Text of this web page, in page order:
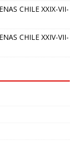
CHILE XXIX-VII-
CHILE XXIV-VII-